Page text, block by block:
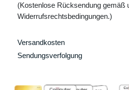
(Kostenlose Rücksendung gemäß
Widerrufsrechtsbedingungen.)
Versandkosten
Sendungsverfolgung